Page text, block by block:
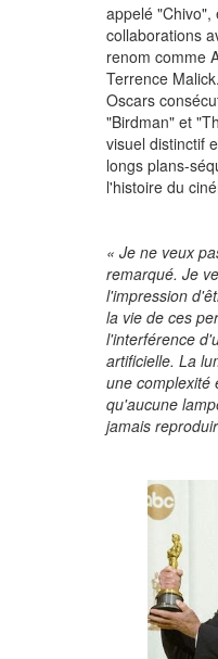
appelé "Chivo",
collaborations
renom comme
Terrence
Oscars
"Birdman" et
visuel distinctif
longs plans-
l'histoire du
« Je ne veux
remarqué. Je
l'impression
la vie de ces
l'interférence
artificielle. La
une complexité
qu'aucune
jamais